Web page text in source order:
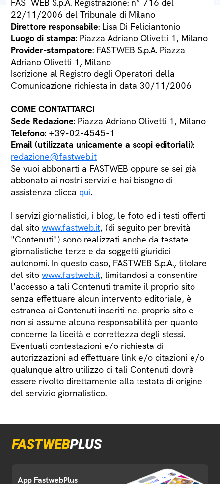
FASTWEB S.p.A. Registrazione: n° 716 del
22/11/2006 del Tribunale di Milano
Direttore responsabile: Lisa Di Feliciantonio
Luogo di stampa: Piazza Adriano Olivetti 1, Milano
Provider-stampatore: FASTWEB S.p.A. Piazza
Adriano Olivetti 1, Milano
Iscrizione al Registro degli Operatori della
Comunicazione richiesta in data 30/11/2006
COME CONTATTARCI
Sede Redazione: Piazza Adriano Olivetti 1, Milano
Telefono: +39-02-4545-1
Email (utilizzata unicamente a scopi editoriali):
redazione@fastweb.it
Se vuoi abbonarti a FASTWEB oppure se sei già
abbonato ai nostri servizi e hai bisogno di
assistenza clicca qui.
I servizi giornalistici, i blog, le foto ed i testi offerti
dal sito www.fastweb.it, (di seguito per brevità
"Contenuti") sono realizzati anche da testate
giornalistiche terze e da soggetti giuridici
autonomi. In questo caso, FASTWEB S.p.A., titolare
del sito www.fastweb.it, limitandosi a consentire
l'accesso a tali Contenuti tramite il proprio sito
senza effettuare alcun intervento editoriale, è
estranea ai Contenuti inseriti nel proprio sito e
non si assume alcuna responsabilità per quanto
concerne la liceità e correttezza degli stessi.
Eventuali contestazioni e/o richiesta di
autorizzazioni ad effettuare link e/o citazioni e/o
qualunque altro utilizzo di tali Contenuti dovrà
essere rivolto direttamente alla testata di origine
del servizio giornalistico.
App FastwebPlus